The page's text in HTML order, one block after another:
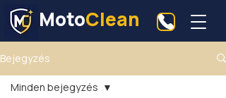
MotoClean
Bejegyzés
Minden bejegyzés